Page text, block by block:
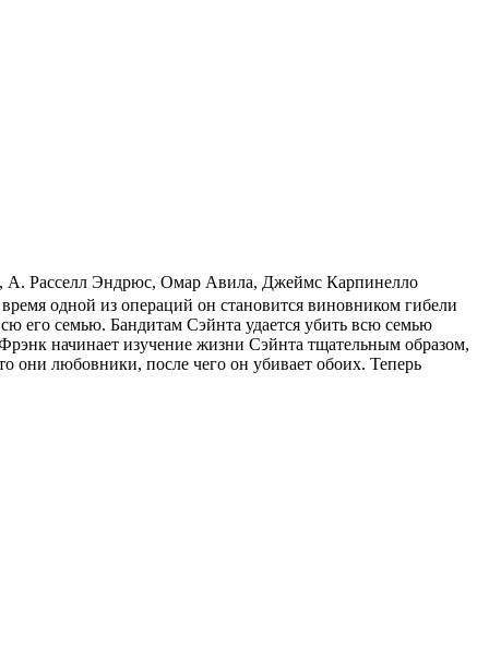
, А. Расселл Эндрюс, Омар Авила, Джеймс Карпинелло
одной из операций он становится виновником гибели
его семью. Бандитам Сэйнта удается убить всю семью
начинает изучение жизни Сэйнта тщательным образом,
они любовники, после чего он убивает обоих. Теперь